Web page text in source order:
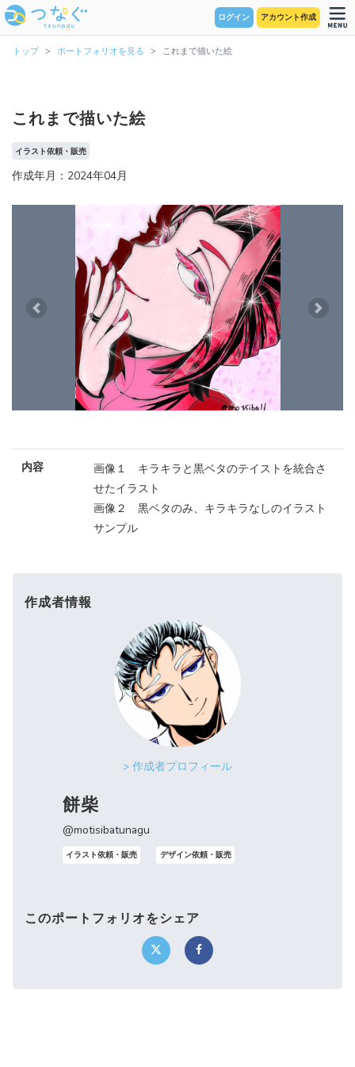
ログイン アカウント作成
トップ ポートフォリオを見る これまで描いた絵
これまで描いた絵
イラスト依頼・販売
作成年月：2024年04月
Previous Next
内容
画像１ キラキラと黒ベタのテイストを統合さ
せたイラスト
画像２ 黒ベタのみ、キラキラなしのイラスト
サンプル
作成者情報
> 作成者プロフィール
餅柴
@motisibatunagu
イラスト依頼・販売 デザイン依頼・販売
このポートフォリオをシェア